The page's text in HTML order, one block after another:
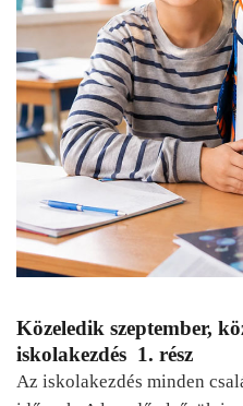
Közeledik szeptember,
iskolakezdés 1. rész
Az iskolakezdés minden